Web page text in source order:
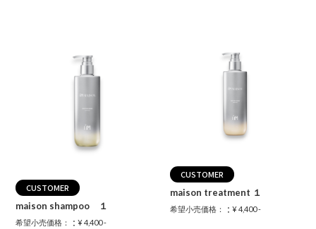
CUSTOMER
maison shampoo １
希望小売価格： ：¥ 4,400 -
CUSTOMER
maison treatment １
希望小売価格： ：¥ 4,400 -